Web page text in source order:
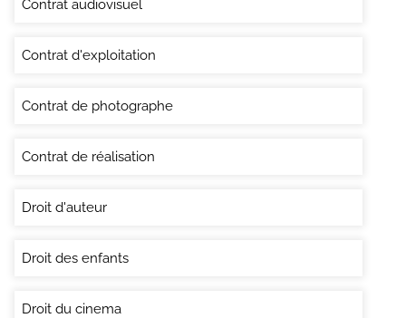
Contrat audiovisuel
Contrat d'exploitation
Contrat de photographe
Contrat de réalisation
Droit d'auteur
Droit des enfants
Droit du cinema